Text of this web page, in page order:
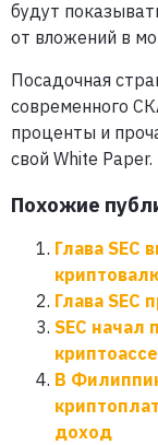
будут
от вложений в
Посадочная
современного
проценты и
свой White Paper.
Похожие
Глава SEC
Глава SEC
SEC
В
доход